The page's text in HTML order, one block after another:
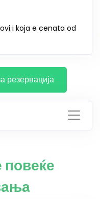
i koja e cenata od
резервација
повеќе